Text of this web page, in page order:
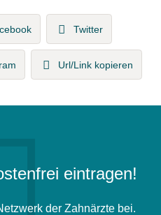
Twitter
Url/Link kopieren
eintragen!
der Zahnärzte bei.